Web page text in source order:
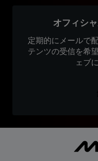
オフィシ
定期的にメールで
テンツの受信を希
ェブ